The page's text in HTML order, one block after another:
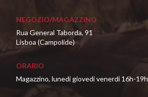
NEGOZIO/MAGAZZINO
Rua General Taborda, 91
Lisboa (Campolide)
ORARIO
Magazzino, lunedi giovedi venerdi 16h-19h